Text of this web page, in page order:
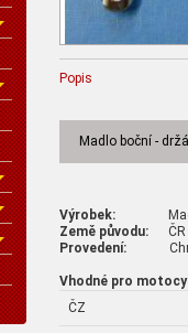
Popis
Madlo boční -
Výrobek: Madlo
Země původu: ČR
Provedení:
Vhodné pro
ČZ